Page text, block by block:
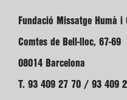
Fundació Missatge Humà i
Comtes de Bell-lloc, 67-69
08014 Barcelona
T. 93 409 27 70 / 93 409